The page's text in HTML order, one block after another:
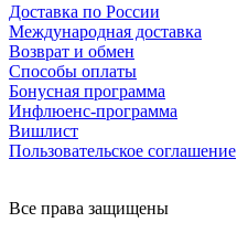
Доставка по России
Международная доставка
Возврат и обмен
Способы оплаты
Бонусная программа
Инфлюенс-программа
Вишлист
Пользовательское соглашение
Все права защищены